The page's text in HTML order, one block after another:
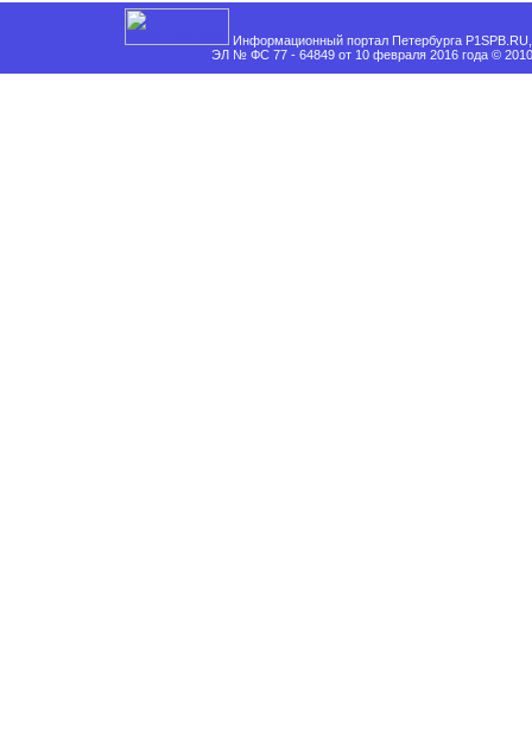
Информационный портал Петербурга
ЭЛ № ФС 77 - 64849 от 10 февраля 2016 года ©